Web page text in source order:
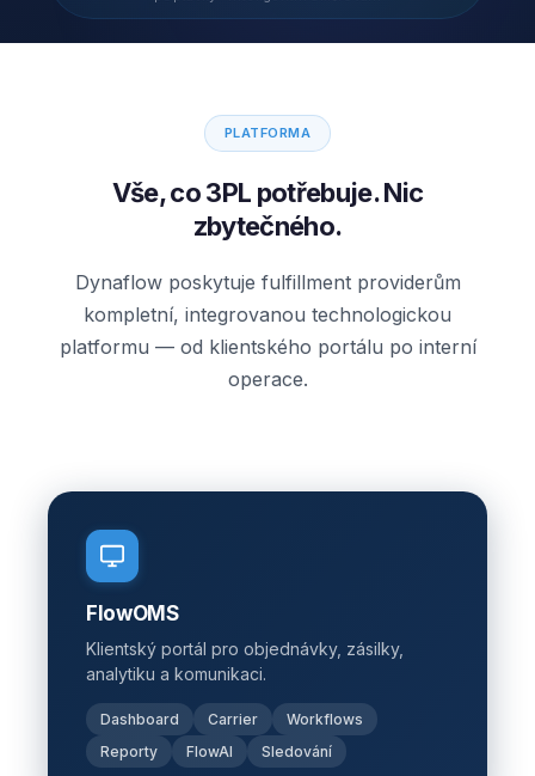
PLATFORMA
Vše, co 3PL potřebuje. Nic
zbytečného.
Dynaflow poskytuje fulfillment providerům
kompletní, integrovanou technologickou
platformu — od klientského portálu po interní
operace.
FlowOMS
Klientský portál pro objednávky, zásilky,
analytiku a komunikaci.
Dashboard Carrier
Workflows
Reporty
FlowAI Sledování